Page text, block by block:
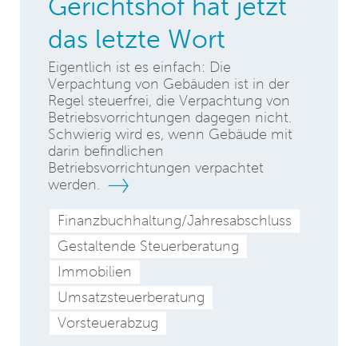
das letzte Wort
Eigentlich ist es einfach: Die
Verpachtung von Gebäuden ist in der
Regel steuerfrei, die Verpachtung von
Betriebsvorrichtungen dagegen nicht.
Schwierig wird es, wenn Gebäude mit
darin befindlichen
Betriebsvorrichtungen verpachtet
werden.
Finanzbuchhaltung/Jahresabschluss
Gestaltende Steuerberatung
Immobilien
Umsatzsteuerberatung
Vorsteuerabzug